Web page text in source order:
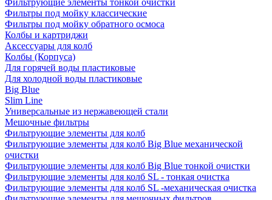
Фильтры под мойку классические
Фильтры под мойку обратного осмоса
Колбы и картриджи
Аксессуары для колб
Колбы (Корпуса)
Для горячей воды пластиковые
Для холодной воды пластиковые
Big Blue
Slim Line
Универсальные из нержавеющей стали
Мешочные фильтры
Фильтрующие элементы для колб
Фильтрующие элементы для колб Big Blue механической
очистки
Фильтрующие элементы для колб Big Blue тонкой очистки
Фильтрующие элементы для колб SL - тонкая очистка
Фильтрующие элементы для колб SL -механическая очистка